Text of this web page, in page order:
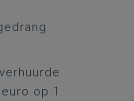
gedrang.
op 1